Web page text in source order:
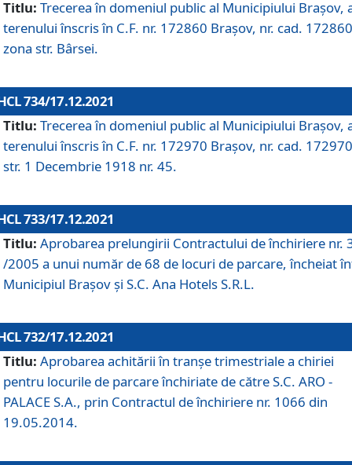
Titlu: Trecerea în domeniul public al Municipiului Braşov,
terenului înscris în C.F. nr. 172860 Brașov, nr. cad.
zona str. Bârsei.
734/17.12.2021
Titlu: Trecerea în domeniul public al Municipiului Braşov,
terenului înscris în C.F. nr. 172970 Brașov, nr. cad.
str. 1 Decembrie 1918 nr. 45.
733/17.12.2021
Titlu: Aprobarea prelungirii Contractului de închiriere nr.
/2005 a unui număr de 68 de locuri de parcare, încheiat
Municipiul Braşov şi S.C. Ana Hotels S.R.L.
732/17.12.2021
Titlu: Aprobarea achitării în tranșe trimestriale a chiriei
pentru locurile de parcare închiriate de către S.C. ARO -
PALACE S.A., prin Contractul de închiriere nr. 1066 din
19.05.2014.